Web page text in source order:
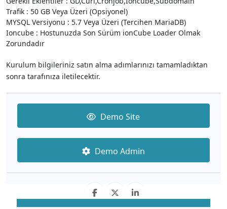
Trafik : 50 GB Veya Üzeri (Opsiyonel)
MYSQL Versiyonu : 5.7 Veya Üzeri (Tercihen MariaDB)
Ioncube : Hostunuzda Son Sürüm ionCube Loader Olmak
Zorundadır
Kurulum bilgileriniz satın alma adımlarınızı tamamladıktan
sonra tarafınıza iletilecektir.
Demo Site
Demo Admin